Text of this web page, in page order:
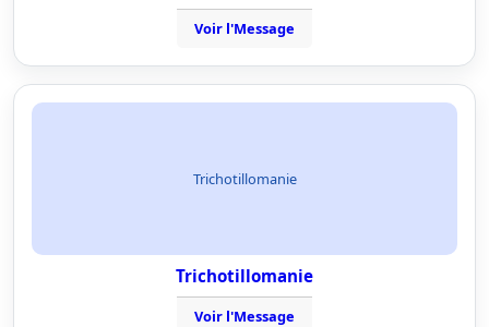
Voir l'Message
Trichotillomanie
Trichotillomanie
Voir l'Message